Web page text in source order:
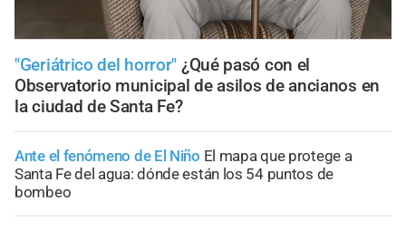
"Geriátrico del horror" ¿Qué pasó con el
Observatorio municipal de asilos de ancianos en
la ciudad de Santa Fe?
Ante el fenómeno de El Niño El mapa que protege a
Santa Fe del agua: dónde están los 54 puntos de
bombeo